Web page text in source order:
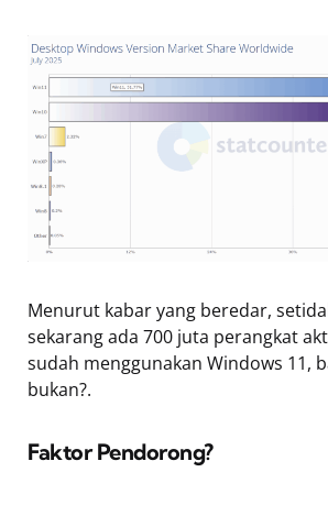
Menurut kabar yang beredar,
sekarang ada 700 juta perangkat
sudah menggunakan Windows 11,
bukan?.
Faktor Pendorong?